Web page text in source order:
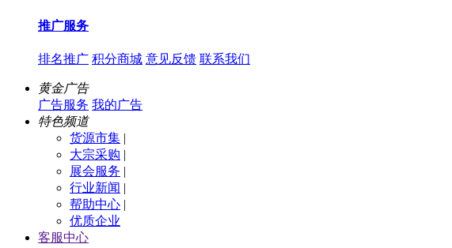
推广服务
排名推广 积分商城 意见反馈 联系我们
黄金广告
广告服务 我的广告
特色频道
货源市集 |
大宗采购 |
展会服务 |
行业新闻 |
帮助中心 |
优质企业
客服中心